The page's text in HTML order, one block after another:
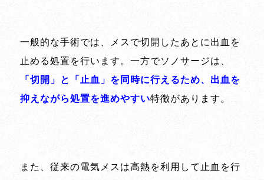
一般的な手術では、メスで切開したあとに出血を
止める処置を行います。一方でソノサージは、
「切開」と「止血」を同時に行えるため、出血を
抑えながら処置を進めやすい特徴があります。
また、従来の電気メスは高熱を利用して止血を行